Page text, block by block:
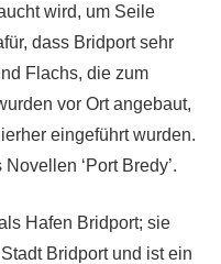
wird, um Seile
dass Bridport sehr
Flachs, die zum
vor Ort angebaut,
eingeführt wurden.
‘Port Bredy’.
Hafen Bridport; sie
Bridport und ist ein